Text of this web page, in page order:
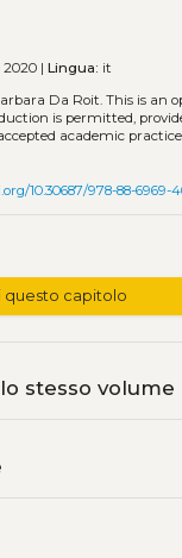
2020 |Lingua: it
Da Roit.This is an
is permitted,
academic
10.30687/978-88-6969-
questo capitolo
stesso volume